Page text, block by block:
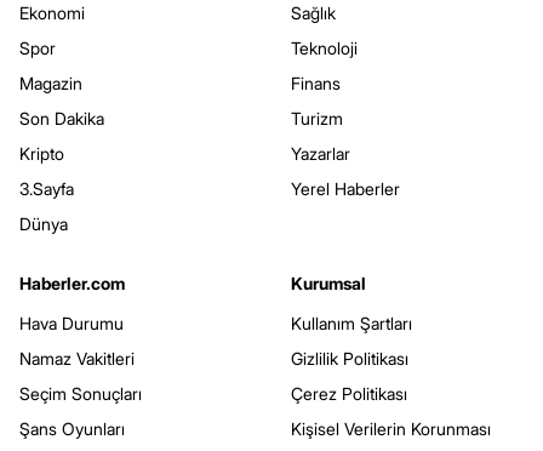
Ekonomi
Spor
Magazin
Son Dakika
Kripto
3.Sayfa
Dünya
Sağlık
Teknoloji
Finans
Turizm
Yazarlar
Yerel Haberler
Haberler.com
Hava Durumu
Namaz Vakitleri
Seçim Sonuçları
Şans Oyunları
Kurumsal
Kullanım Şartları
Gizlilik Politikası
Çerez Politikası
Kişisel Verilerin Korunması